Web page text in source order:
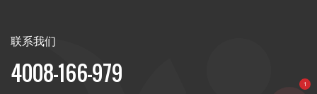
联系我们
4008-166-979